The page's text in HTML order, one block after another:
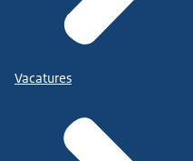
Vacatures